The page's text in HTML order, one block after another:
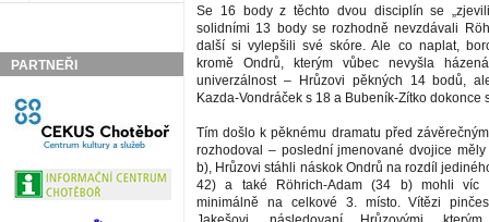
PARTNEŘI
Se 16 body z těchto dvou disciplín se
solidními 13 body se rozhodně nevzdávali
další si vylepšili své skóre. Ale co naplat,
kromě Ondrů, kterým vůbec nevyšla
univerzálnost – Hrůzovi pěkných 14 bodů,
Kazda-Vondráček s 18 a Bubeník-Zítko dokonce
Tím došlo k pěknému dramatu před
rozhodoval – poslední jmenované dvojice
b), Hrůzovi stáhli náskok Ondrů na rozdíl
42) a také Röhrich-Adam (34 b) mohli víc
minimálně na celkové 3. místo. Vítězi